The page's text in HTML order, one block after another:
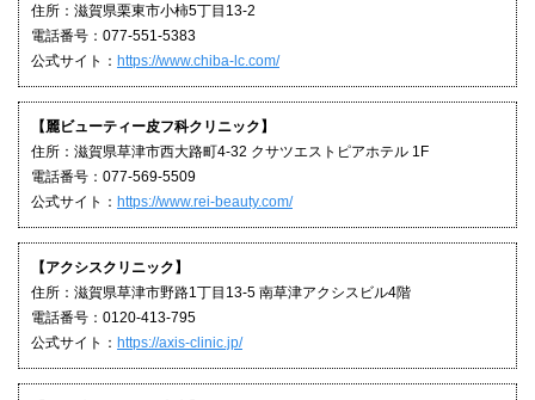
住所：滋賀県栗東市小柿5丁目13-2
電話番号：077-551-5383
公式サイト： https://www.chiba-lc.com/
【麗ビューティー皮フ科クリニック】
住所：滋賀県草津市西大路町4-32 クサツエストピアホテル 1F
電話番号：077-569-5509
公式サイト： https://www.rei-beauty.com/
【アクシスクリニック】
住所：滋賀県草津市野路1丁目13-5 南草津アクシスビル4階
電話番号：0120-413-795
公式サイト： https://axis-clinic.jp/